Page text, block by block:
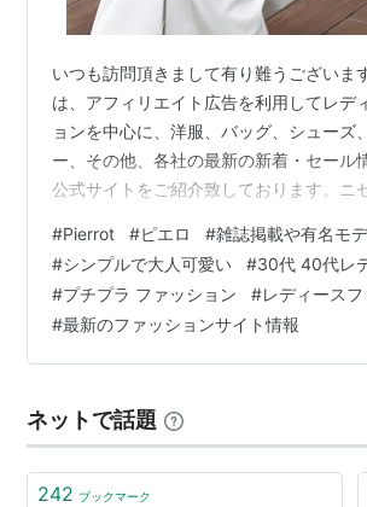
いつも訪問頂きまして有り難うございま
は、アフィリエイト広告を利用してレデ
ョンを中心に、洋服、バッグ、シューズ
ー、その他、各社の最新の新着・セール
公式サイトをご紹介致しております。ニ
い。皆様のファッションにお役に立てば
た、閲覧中にお気に入りの商品が有れば
い求めることも出来ますので、どうぞご
人気レディースファッション通販 Pierrot(
可愛いトレンドファッションが叶う大人
#Pierrot #ピエロ #雑誌掲載や有名モ
#シンプルで大人可愛い #30代 40代レ
#プチプラ ファッション #レディース
#最新のファッションサイト情報
ネットで話題
242 ブックマーク